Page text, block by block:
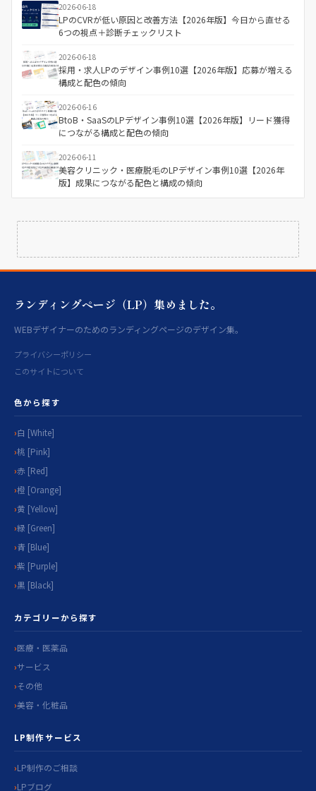
2026-06-18
LPのCVRが低い原因と改善方法【2026年版】今日から直せる
6つの視点＋診断チェックリスト
2026-06-18
採用・求人LPのデザイン事例10選【2026年版】応募が増える
構成と配色の傾向
2026-06-16
BtoB・SaaSのLPデザイン事例10選【2026年版】リード獲得
につながる構成と配色の傾向
2026-06-11
美容クリニック・医療脱毛のLPデザイン事例10選【2026年
版】成果につながる配色と構成の傾向
ランディングページ（LP）集めました。
WEBデザイナーのためのランディングページのデザイン集。
プライバシーポリシー
このサイトについて
色から探す
白 [White]
桃 [Pink]
赤 [Red]
橙 [Orange]
黄 [Yellow]
緑 [Green]
青 [Blue]
紫 [Purple]
黒 [Black]
カテゴリーから探す
医療・医薬品
サービス
その他
美容・化粧品
LP制作サービス
LP制作のご相談
LPブログ